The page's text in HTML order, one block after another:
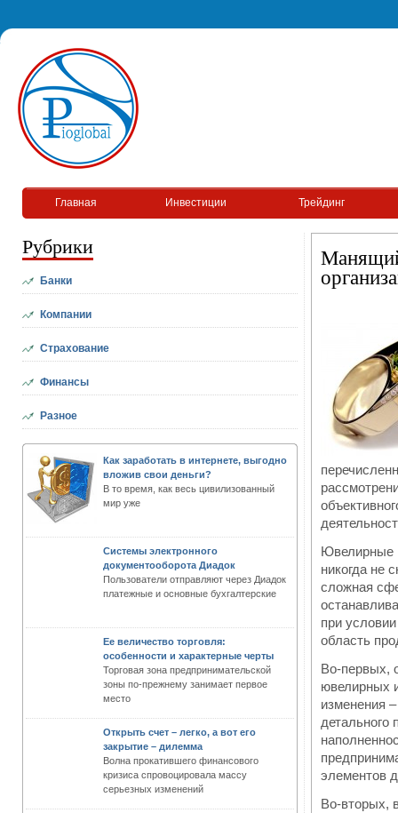
Главная Инвестиции Трейдинг
Рубрики
Банки
Компании
Страхование
Финансы
Разное
Как заработать в интернете, выгодно
вложив свои деньги?
В то время, как весь цивилизованный
мир уже
Системы электронного
документооборота Диадок
Пользователи отправляют через Диадок
платежные и основные бухгалтерские
Ее величество торговля:
особенности и характерные черты
Торговая зона предпринимательской
зоны по-прежнему занимает первое
место
Открыть счет – легко, а вот его
закрытие – дилемма
Волна прокатившего финансового
кризиса спровоцировала массу
серьезных изменений
Ювелирные
никогда не
сложная
при
область
Во-первых,
ювелирных
изменения
детального
элементов
Во-вторых,